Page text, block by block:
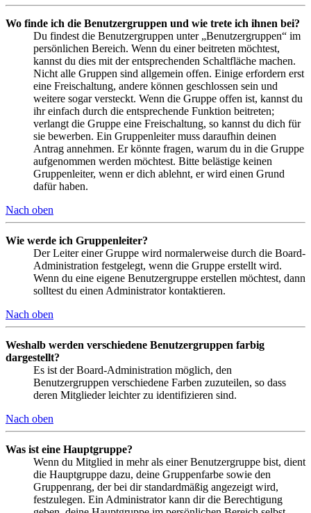
Wo finde ich die Benutzergruppen und wie trete ich ihnen bei?
Du findest die Benutzergruppen unter „Benutzergruppen“ im
persönlichen Bereich. Wenn du einer beitreten möchtest,
kannst du dies mit der entsprechenden Schaltfläche machen.
Nicht alle Gruppen sind allgemein offen. Einige erfordern erst
eine Freischaltung, andere können geschlossen sein und
weitere sogar versteckt. Wenn die Gruppe offen ist, kannst du
ihr einfach durch die entsprechende Funktion beitreten;
verlangt die Gruppe eine Freischaltung, so kannst du dich für
sie bewerben. Ein Gruppenleiter muss daraufhin deinen
Antrag annehmen. Er könnte fragen, warum du in die Gruppe
aufgenommen werden möchtest. Bitte belästige keinen
Gruppenleiter, wenn er dich ablehnt, er wird einen Grund
dafür haben.
Nach oben
Wie werde ich Gruppenleiter?
Der Leiter einer Gruppe wird normalerweise durch die Board-
Administration festgelegt, wenn die Gruppe erstellt wird.
Wenn du eine eigene Benutzergruppe erstellen möchtest, dann
solltest du einen Administrator kontaktieren.
Nach oben
Weshalb werden verschiedene Benutzergruppen farbig
dargestellt?
Es ist der Board-Administration möglich, den
Benutzergruppen verschiedene Farben zuzuteilen, so dass
deren Mitglieder leichter zu identifizieren sind.
Nach oben
Was ist eine Hauptgruppe?
Wenn du Mitglied in mehr als einer Benutzergruppe bist, dient
die Hauptgruppe dazu, deine Gruppenfarbe sowie den
Gruppenrang, der bei dir standardmäßig angezeigt wird,
festzulegen. Ein Administrator kann dir die Berechtigung